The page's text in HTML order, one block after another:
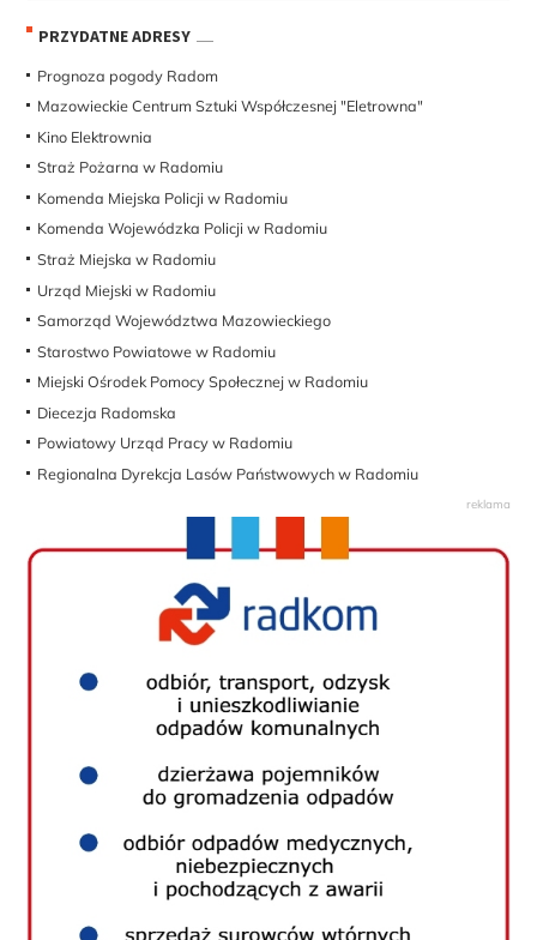
PRZYDATNE ADRESY
Prognoza pogody Radom
Mazowieckie Centrum Sztuki Współczesnej "Eletrowna"
Kino Elektrownia
Straż Pożarna w Radomiu
Komenda Miejska Policji w Radomiu
Komenda Wojewódzka Policji w Radomiu
Straż Miejska w Radomiu
Urząd Miejski w Radomiu
Samorząd Województwa Mazowieckiego
Starostwo Powiatowe w Radomiu
Miejski Ośrodek Pomocy Społecznej w Radomiu
Diecezja Radomska
Powiatowy Urząd Pracy w Radomiu
Regionalna Dyrekcja Lasów Państwowych w Radomiu